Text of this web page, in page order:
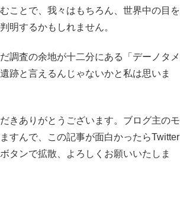
ことで、我々はもちろん、世界中の目を
明するかもしれません。
調査の余地が十二分にある「デーノタメ
跡と言えるんじゃないかと私は思いま
きありがとうございます。ブログ主のモ
すんで、この記事が面白かったらTwitter
タンで拡散、よろしくお願いいたしま